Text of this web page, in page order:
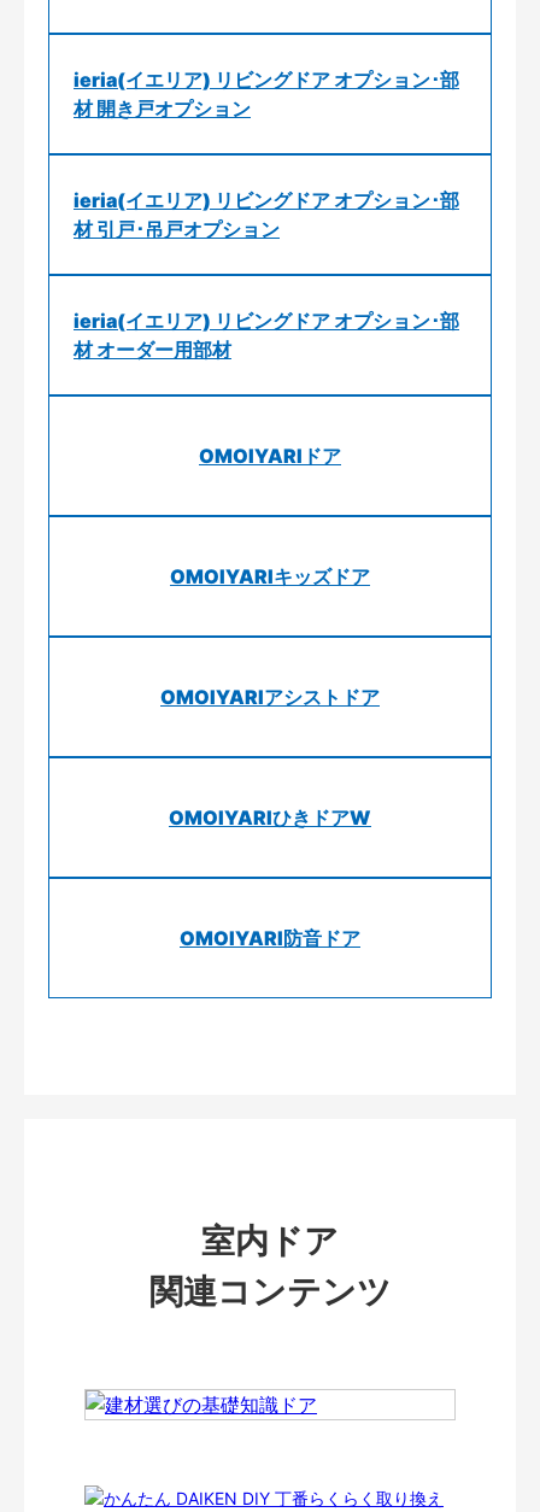
ieria(イエリア) リビングドア オプション･部
材 開き戸オプション
ieria(イエリア) リビングドア オプション･部
材 引戸･吊戸オプション
ieria(イエリア) リビングドア オプション･部
材 オーダー用部材
OMOIYARIドア
OMOIYARIキッズドア
OMOIYARIアシストドア
OMOIYARIひきドアW
OMOIYARI防音ドア
室内ドア
関連コンテンツ